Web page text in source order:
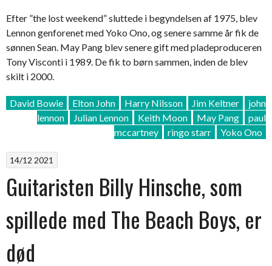
Efter ”the lost weekend” sluttede i begyndelsen af 1975, blev
Lennon genforenet med Yoko Ono, og senere samme år fik de
sønnen Sean. May Pang blev senere gift med pladeproduceren
Tony Visconti i 1989. De fik to børn sammen, inden de blev
skilt i 2000.
David Bowie Elton John Harry Nilsson Jim Keltner
john
lennon
Julian Lennon Keith Moon May Pang
paul
mccartney
ringo starr Yoko Ono
14/12 2021
Guitaristen Billy Hinsche, som
spillede med The Beach Boys, er
død